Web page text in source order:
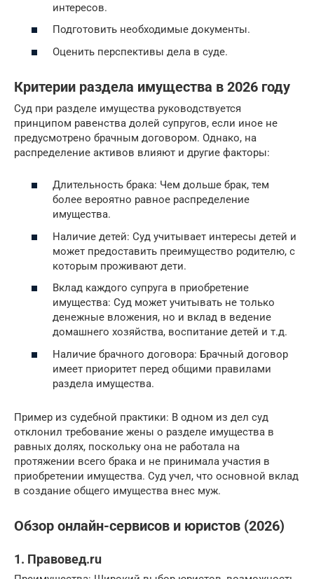
интересов.
Подготовить необходимые документы.
Оценить перспективы дела в суде.
Критерии раздела имущества в 2026 году
Суд при разделе имущества руководствуется
принципом равенства долей супругов, если иное не
предусмотрено брачным договором. Однако, на
распределение активов влияют и другие факторы:
Длительность брака: Чем дольше брак, тем
более вероятно равное распределение
имущества.
Наличие детей: Суд учитывает интересы детей и
может предоставить преимущество родителю, с
которым проживают дети.
Вклад каждого супруга в приобретение
имущества: Суд может учитывать не только
денежные вложения, но и вклад в ведение
домашнего хозяйства, воспитание детей и т.д.
Наличие брачного договора: Брачный договор
имеет приоритет перед общими правилами
раздела имущества.
Пример из судебной практики: В одном из дел суд
отклонил требование жены о разделе имущества в
равных долях, поскольку она не работала на
протяжении всего брака и не принимала участия в
приобретении имущества. Суд учел, что основной вклад
в создание общего имущества внес муж.
Обзор онлайн-сервисов и юристов (2026)
1. Правовед.ru